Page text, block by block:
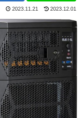
2023.11.21 2023.12.01